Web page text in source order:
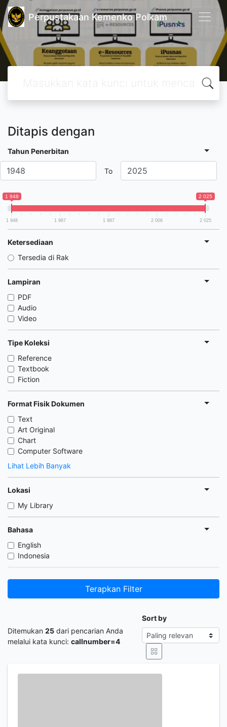
Perpustakaan Kemenko Polkam
Ditapis dengan
Tahun Penerbitan
To
1 948 2 025
1 948 1 967 1 987 2 006 2 025
Ketersediaan
Tersedia di Rak
Lampiran
PDF
Audio
Video
Tipe Koleksi
Reference
Textbook
Fiction
Format Fisik Dokumen
Text
Art Original
Chart
Computer Software
Lihat Lebih Banyak
Lokasi
My Library
Bahasa
English
Indonesia
Terapkan Filter
Ditemukan 25 dari pencarian Anda
melalui kata kunci: callnumber=4
Sort by